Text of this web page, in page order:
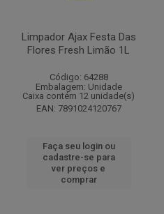
Limpador Ajax Festa Das
Flores Fresh Limão 1L
Código: 64288
Embalagem: Unidade
Caixa contém 12 unidade(s)
EAN: 7891024120767
Faça seu login ou
cadastre-se para
ver preços e
comprar